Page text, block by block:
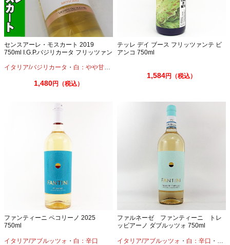
センスアーレ・モスカート 2019
750ml I.G.P.バジリカータ フリッツァン
イタリア/バジリカータ ・ 白：やや甘口
1,480円（税込）
テッレ デイ ブース フリッツァンテ ビ
アンコ 750ml
1,584円（税込）
ファンティーニ ペコリーノ 2025
750ml
イタリア/アブルッツォ ・ 白：辛口
ファルネーゼ ファンティーニ トレ
ッビアーノ ダブルッツォ 750ml
イタリア/アブルッツォ ・ 白：辛口 ・